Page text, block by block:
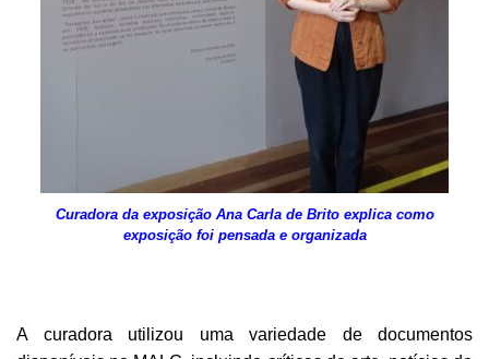
Curadora da exposição Ana Carla de Brito explica como
exposição foi pensada e organizada
A curadora utilizou uma variedade de documentos